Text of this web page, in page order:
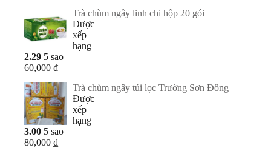
35,000 ₫.
tại
là:
Trà chùm ngây linh chi hộp 20 gói
Được
xếp
hạng
2.29 5 sao
60,000 ₫
Trà chùm ngây túi lọc Trường Sơn Đông
Được
xếp
hạng
3.00 5 sao
80,000 ₫